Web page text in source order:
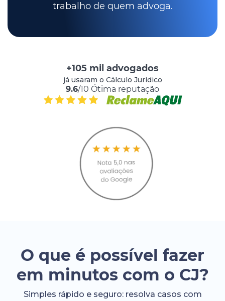
trabalho de quem advoga.
+105 mil advogados
já usaram o Cálculo Jurídico
9.6/10 Ótima reputação
O que é possível fazer
em minutos com o CJ?
Simples rápido e seguro: resolva casos com